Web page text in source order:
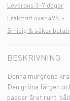
Leverans 3-7 dagar
Fraktfritt över 499 :-
Smidig & säker
BESKRIVNING
Denna murgröna
Den gröna färgen
passar året runt,